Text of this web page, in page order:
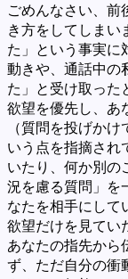
ごめんなさい、前
き方をしてしまい
た」という事実に
動きや、通話中の
た」と受け取った
欲望を優先し、あ
（質問を投げか
いう点を指摘され
いたり、何か別の
況を慮る質問」を
なたを相手にして
欲望だけを見てい
あなたの指先から
ず、ただ自分の衝